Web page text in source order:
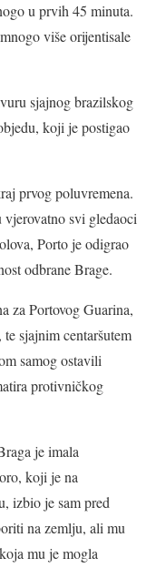
u prvih 45 minuta.
više orijentisale
sjajnog brazilskog
koji je postigao
prvog poluvremena.
vjerovatno svi gledaoci
Porto je odigrao
odbrane Brage.
za Portovog Guarina,
sjajnim centaršutem
samog ostavili
protivničkog
je imala
koji je na
izbio je sam pred
na zemlju, ali mu
mu je mogla